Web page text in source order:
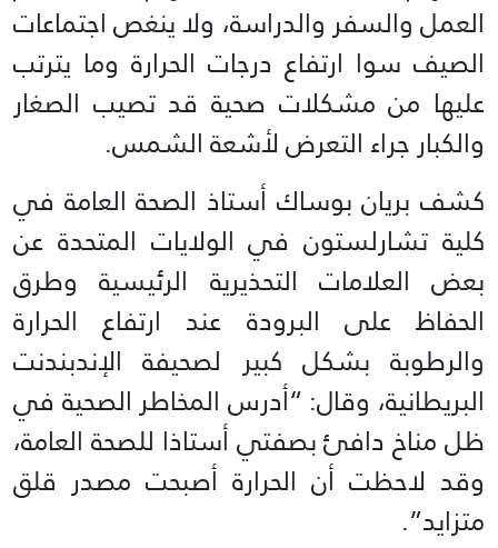
العمل والسفر والدراسة، ولا ينغص اجتماعات
الصيف سوا ارتفاع درجات الحرارة وما يترتب
عليها من مشكلات صحية قد تصيب الصغار
والكبار جراء التعرض لأشعة الشمس.
كشف بريان بوساك أستاذ الصحة العامة في
كلية تشارلستون في الولايات المتحدة عن
بعض العلامات التحذيرية الرئيسية وطرق
الحفاظ على البرودة عند ارتفاع الحرارة
والرطوبة بشكل كبير لصحيفة الإندبندنت
البريطانية، وقال: “أدرس المخاطر الصحية في
ظل مناخ دافئ بصفتي أستاذا للصحة العامة،
وقد لاحظت أن الحرارة أصبحت مصدر قلق
متزايد”.